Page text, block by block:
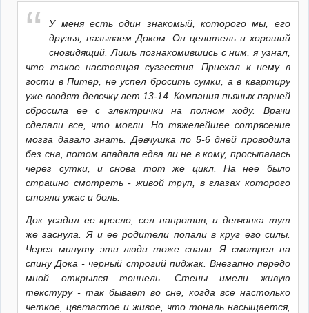
У меня есть один знакомый, которого мы, его
друзья, называем Доком. Он целитель и хороший
сновидящий. Лишь познакомившись с ним, я узнал,
что такое настоящая суггестия. Приехал к нему в
гости в Питер, не успел бросить сумки, а в квартиру
уже вводят девочку лет 13-14. Компания пьяных парней
сбросила ее с электрички на полном ходу. Врачи
сделали все, что могли. Но тяжелейшее сотрясение
мозга давало знать. Девчушка по 5-6 дней проводила
без сна, потом впадала едва ли не в кому, просыпалась
через сутки, и снова тот же цикл. На нее было
страшно смотреть - живой труп, в глазах которого
стояли ужас и боль.
Док усадил ее кресло, сел напротив, и девчонка тут
же заснула. Я и ее родители попали в круг его силы.
Через минуту эти люди тоже спали. Я смотрел на
спину Дока - черный строгий пиджак. Внезапно передо
мной открылся тоннель. Стены имели живую
текстуру - так бывает во сне, когда все настолько
четкое, цветастое и живое, что тональ насыщается,